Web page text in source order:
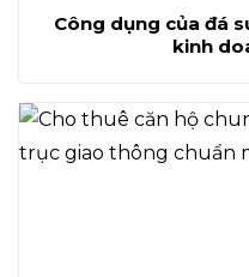
Công dụng của đá
kinh